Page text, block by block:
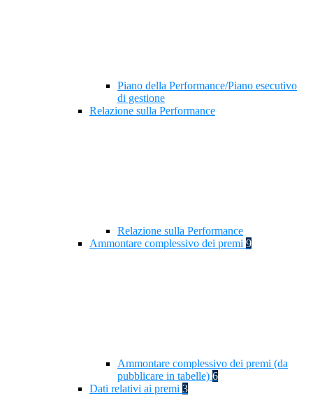
Piano della Performance/Piano esecutivo
di gestione
Relazione sulla Performance
Relazione sulla Performance
Ammontare complessivo dei premi 9
Ammontare complessivo dei premi (da
pubblicare in tabelle) 6
Dati relativi ai premi 3